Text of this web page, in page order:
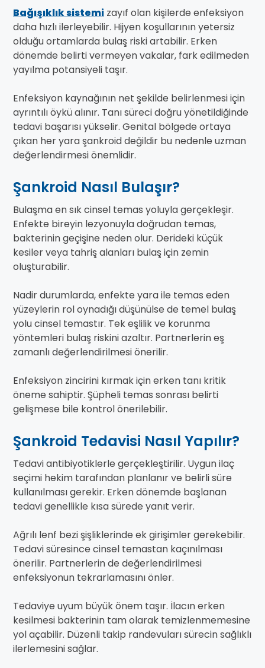
Bağışıklık sistemi zayıf olan kişilerde enfeksiyon
daha hızlı ilerleyebilir. Hijyen koşullarının yetersiz
olduğu ortamlarda bulaş riski artabilir. Erken
dönemde belirti vermeyen vakalar, fark edilmeden
yayılma potansiyeli taşır.
Enfeksiyon kaynağının net şekilde belirlenmesi için
ayrıntılı öykü alınır. Tanı süreci doğru yönetildiğinde
tedavi başarısı yükselir. Genital bölgede ortaya
çıkan her yara şankroid değildir bu nedenle uzman
değerlendirmesi önemlidir.
Şankroid Nasıl Bulaşır?
Bulaşma en sık cinsel temas yoluyla gerçekleşir.
Enfekte bireyin lezyonuyla doğrudan temas,
bakterinin geçişine neden olur. Derideki küçük
kesiler veya tahriş alanları bulaş için zemin
oluşturabilir.
Nadir durumlarda, enfekte yara ile temas eden
yüzeylerin rol oynadığı düşünülse de temel bulaş
yolu cinsel temastır. Tek eşlilik ve korunma
yöntemleri bulaş riskini azaltır. Partnerlerin eş
zamanlı değerlendirilmesi önerilir.
Enfeksiyon zincirini kırmak için erken tanı kritik
öneme sahiptir. Şüpheli temas sonrası belirti
gelişmese bile kontrol önerilebilir.
Şankroid Tedavisi Nasıl Yapılır?
Tedavi antibiyotiklerle gerçekleştirilir. Uygun ilaç
seçimi hekim tarafından planlanır ve belirli süre
kullanılması gerekir. Erken dönemde başlanan
tedavi genellikle kısa sürede yanıt verir.
Ağrılı lenf bezi şişliklerinde ek girişimler gerekebilir.
Tedavi süresince cinsel temastan kaçınılması
önerilir. Partnerlerin de değerlendirilmesi
enfeksiyonun tekrarlamasını önler.
Tedaviye uyum büyük önem taşır. İlacın erken
kesilmesi bakterinin tam olarak temizlenmemesine
yol açabilir. Düzenli takip randevuları sürecin sağlıklı
ilerlemesini sağlar.